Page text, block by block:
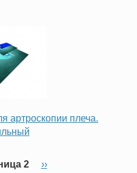
артроскопии плеча.
2
Следующая
››